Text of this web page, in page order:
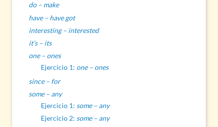
do – make
have – have got
interesting – interested
it’s – its
one – ones
Ejercicio 1: one – ones
since – for
some – any
Ejercicio 1: some – any
Ejercicio 2: some – any